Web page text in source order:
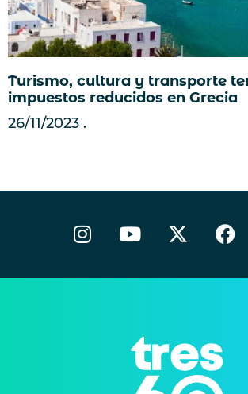
Turismo, cultura y transporte
impuestos reducidos en Grecia
26/11/2023